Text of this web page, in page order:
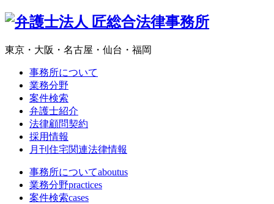
東京・大阪・名古屋・仙台・福岡
事務所について
業務分野
案件検索
弁護士紹介
法律顧問契約
採用情報
月刊住宅関連法律情報
事務所についてaboutus
業務分野practices
案件検索cases